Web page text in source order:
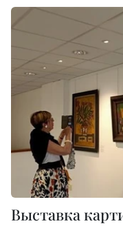
Выставка